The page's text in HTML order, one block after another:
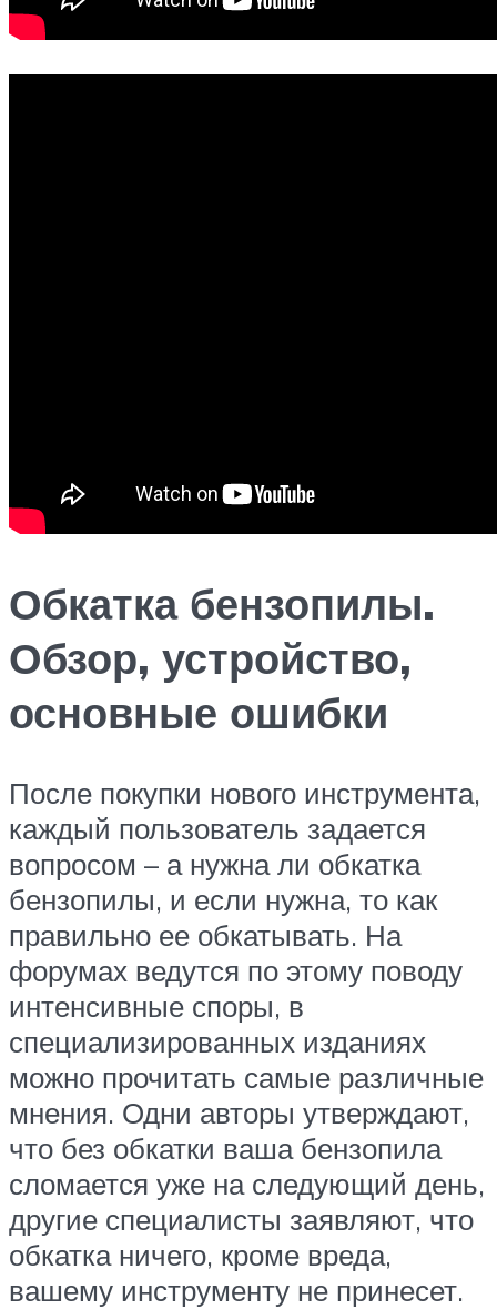
Обкатка бензопилы.
Обзор, устройство,
основные ошибки
После покупки нового инструмента,
каждый пользователь задается
вопросом – а нужна ли обкатка
бензопилы, и если нужна, то как
правильно ее обкатывать. На
форумах ведутся по этому поводу
интенсивные споры, в
специализированных изданиях
можно прочитать самые различные
мнения. Одни авторы утверждают,
что без обкатки ваша бензопила
сломается уже на следующий день,
другие специалисты заявляют, что
обкатка ничего, кроме вреда,
вашему инструменту не принесет.